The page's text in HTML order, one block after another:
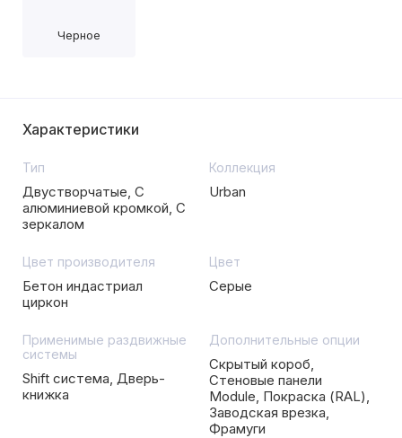
Черное
Характеристики
Тип
Двустворчатые, С
алюминиевой кромкой, С
зеркалом
Коллекция
Urban
Цвет производителя
Бетон индастриал
циркон
Цвет
Серые
Применимые раздвижные
системы
Shift система, Дверь-
книжка
Дополнительные опции
Скрытый короб,
Стеновые панели
Module, Покраска (RAL),
Заводская врезка,
Фрамуги